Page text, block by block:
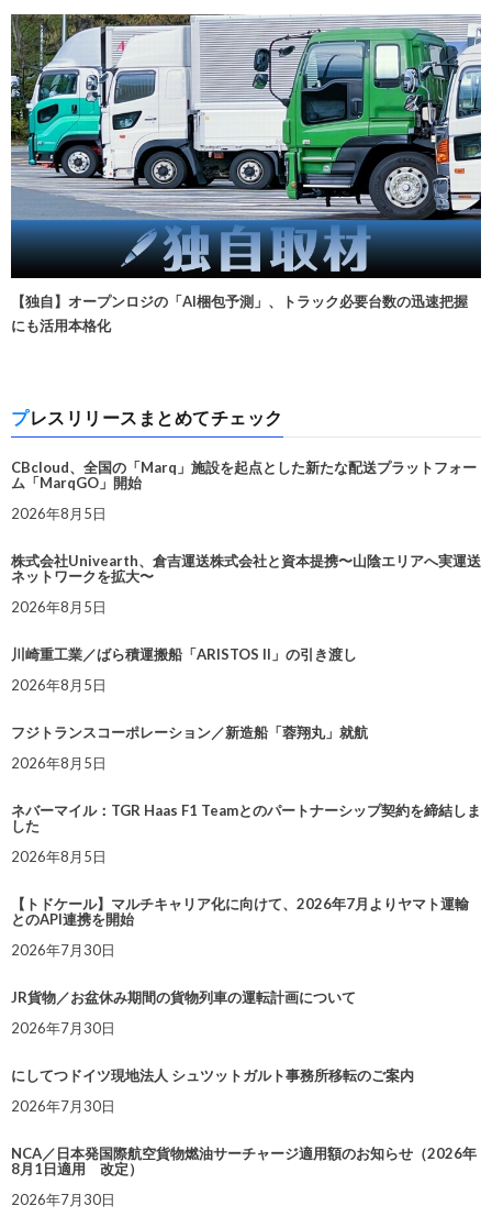
【独自】オープンロジの「AI梱包予測」、トラック必要台数の迅速把握
にも活用本格化
プレスリリースまとめてチェック
CBcloud、全国の「Marq」施設を起点とした新たな配送プラットフォー
ム「MarqGO」開始
2026年8月5日
株式会社Univearth、倉吉運送株式会社と資本提携〜山陰エリアへ実運送
ネットワークを拡大〜
2026年8月5日
川崎重工業／ばら積運搬船「ARISTOS II」の引き渡し
2026年8月5日
フジトランスコーポレーション／新造船「蓉翔丸」就航
2026年8月5日
ネバーマイル：TGR Haas F1 Teamとのパートナーシップ契約を締結しま
した
2026年8月5日
【トドケール】マルチキャリア化に向けて、2026年7月よりヤマト運輸
とのAPI連携を開始
2026年7月30日
JR貨物／お盆休み期間の貨物列車の運転計画について
2026年7月30日
にしてつドイツ現地法人 シュツットガルト事務所移転のご案内
2026年7月30日
NCA／日本発国際航空貨物燃油サーチャージ適用額のお知らせ（2026年
8月1日適用 改定）
2026年7月30日